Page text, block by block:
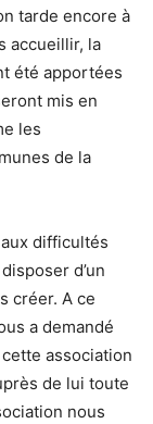
tarde encore à
accueillir, la
été apportées
mis en
les
de la
difficultés
d’un
créer. A ce
a demandé
association
de lui toute
nous